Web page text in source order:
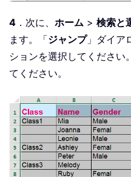
4 ．次に、 ホーム > 検索と
ます。「ジャンプ」ダイア
ションを選択してください
てください。